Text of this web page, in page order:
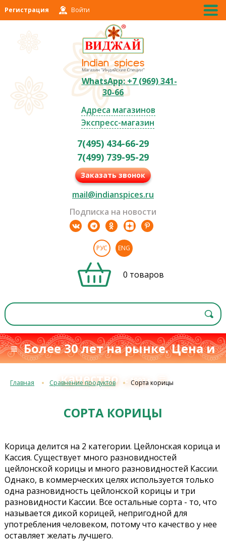
Регистрация Войти
WhatsApp: +7 (969) 341-
30-66
Адреса магазинов
Экспресс-магазин
7(495) 434-66-29
7(499) 739-95-29
Заказать звонок
mail@indianspices.ru
Подписка на новости
РУС ENG
0 товаров
≡ Более 30 лет на рынке. Цена и
качествос 1993 г.≡
Главная Сравнение продуктов Сорта корицы
СОРТА КОРИЦЫ
Корица делится на 2 категории. Цейлонская корица и
Кассия. Существует много разновидностей
цейлонской корицы и много разновидностей Кассии.
Однако, в коммерческих целях используется только
одна разновидность цейлонской корицы и три
разновидности Кассии. Все остальные сорта - то, что
называется дикой корицей, непригодной для
употребления человеком, потому что качество у нее
оставляет желать лучшего.